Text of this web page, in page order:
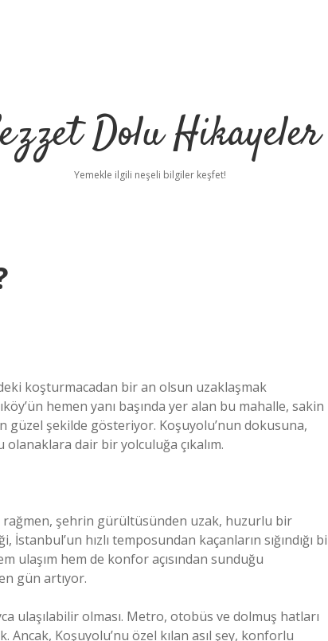
Dolu Hikayeler
Yemekle ilgili neşeli bilgiler keşfet!
koşturmacadan bir an olsun uzaklaşmak
hemen yanı başında yer alan bu mahalle, sakin
güzel şekilde gösteriyor. Koşuyolu’nun dokusuna,
dair bir yolculuğa çıkalım.
rağmen, şehrin gürültüsünden uzak, huzurlu bir
hızlı temposundan kaçanların sığındığı
ulaşım hem de konfor açısından sunduğu
gün artıyor.
ulaşılabilir olması. Metro, otobüs ve dolmuş hatları
Koşuyolu’nu özel kılan asıl şey, konforlu